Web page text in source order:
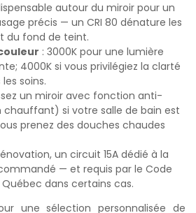
autour du miroir pour un
précis — un CRI 80 dénature les
du fond de teint.
: 3000K pour une lumière
4000K si vous privilégiez la clarté
soins.
un miroir avec fonction anti-
si votre salle de bain est
prenez des douches chaudes
un circuit 15A dédié à la
— et requis par le Code
dans certains cas.
une sélection personnalisée de